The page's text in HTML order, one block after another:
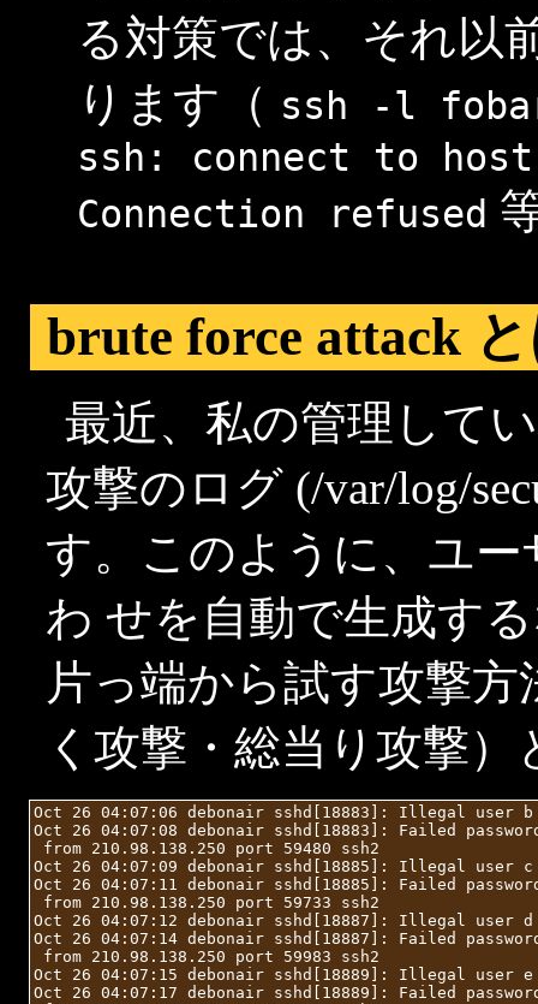
る対策では、それ以
ります（ ssh -l
ssh:
connect to
host
Connection
refused
brute force attack
最近、私の管理して
攻撃のログ (/var/log/
す。このように、ユ
わ せを自動で生成す
片っ端から試す攻撃方
く攻撃・総当り攻撃
Oct 26 04:07:06 debonair sshd[18883]: Illegal user b
Oct 26 04:07:08 debonair sshd[18883]: Failed
from 210.98.138.250 port 59480 ssh2
Oct 26 04:07:09 debonair sshd[18885]: Illegal user c
Oct 26 04:07:11 debonair sshd[18885]: Failed
from 210.98.138.250 port 59733 ssh2
Oct 26 04:07:12 debonair sshd[18887]: Illegal user d
Oct 26 04:07:14 debonair sshd[18887]: Failed
from 210.98.138.250 port 59983 ssh2
Oct 26 04:07:15 debonair sshd[18889]: Illegal user e
Oct 26 04:07:17 debonair sshd[18889]: Failed